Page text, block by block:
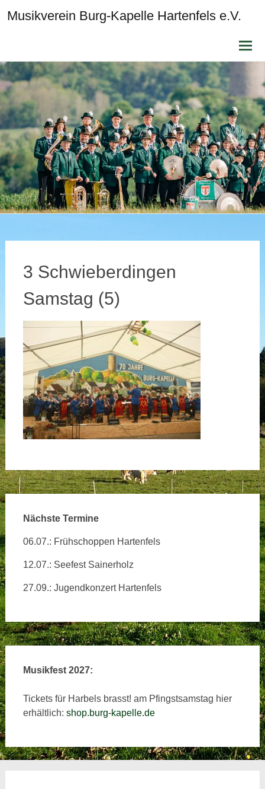
Musikverein Burg-Kapelle Hartenfels e.V.
Inhalt
3 Schwieberdingen
Samstag (5)
Nächste Termine
06.07.: Frühschoppen Hartenfels
12.07.: Seefest Sainerholz
27.09.: Jugendkonzert Hartenfels
Musikfest 2027:
Tickets für Harbels brasst! am Pfingstsamstag hier
erhältlich: shop.burg-kapelle.de